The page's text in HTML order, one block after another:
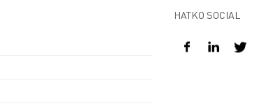
HATKO SOCIAL